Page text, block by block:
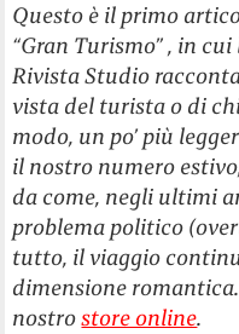
Questo è il primo
“Gran Turismo” , in
Rivista Studio
vista del turista o di
modo, un po’ più
il nostro numero
da come, negli ultimi
problema politico
tutto, il viaggio
dimensione
nostrostore online.